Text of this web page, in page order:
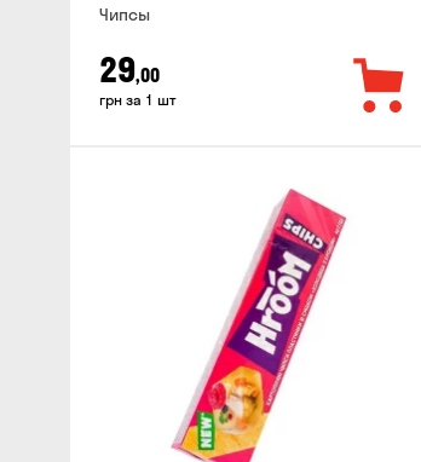
Чипсы
29,00
грн за 1 шт